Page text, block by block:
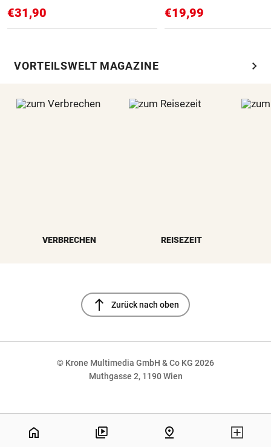
€31,90 €19,99
VORTEILSWELT MAGAZINE chevron_right
VERBRECHEN REISEZEIT
north Zurück nach oben
© Krone Multimedia GmbH & Co KG 2026
Muthgasse 2, 1190 Wien
home pin_drop
NaN%